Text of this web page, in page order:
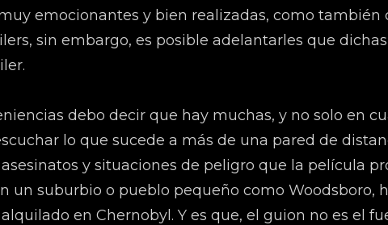
emocionantes y bien realizadas, como
sin embargo, es posible adelantarles que
debo decir que hay muchas, y no solo en
lo que sucede a más de una pared de
y situaciones de peligro que la película
un suburbio o pueblo pequeño como Woodsboro,
en Chernobyl. Y es que, el guion no es el